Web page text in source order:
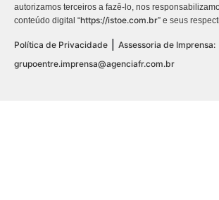
autorizamos terceiros a fazê-lo, nos
conteúdo digital “https://istoe.com.br” e seus
Política de Privacidade
Assessoria de Imprensa:
grupoentre.imprensa@agenciafr.com.br